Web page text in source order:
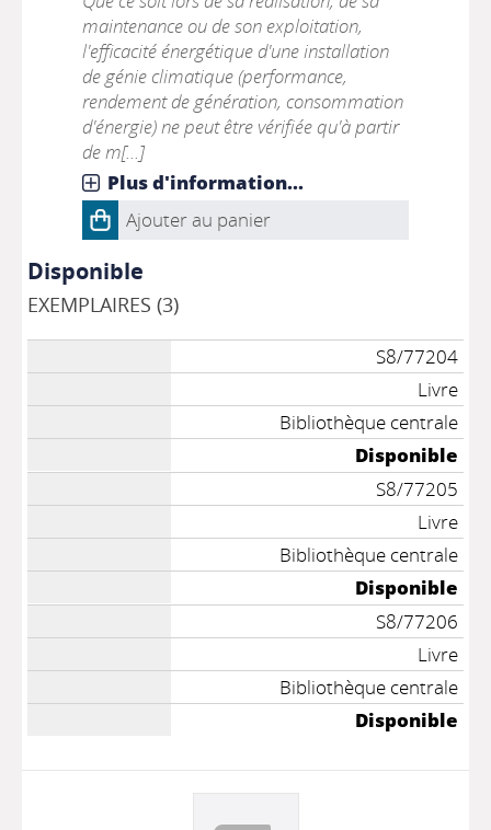
maintenance ou de son exploitation,
l'efficacité énergétique d'une installation
de génie climatique (performance,
rendement de génération, consommation
d'énergie) ne peut être vérifiée qu'à partir
de m[...]
Plus d'information...
Ajouter au panier
Disponible
EXEMPLAIRES (3)
S8/77204
Livre
Bibliothèque centrale
Disponible
S8/77205
Livre
Bibliothèque centrale
Disponible
S8/77206
Livre
Bibliothèque centrale
Disponible